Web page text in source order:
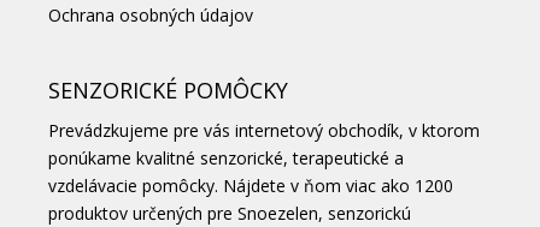
Ochrana osobných údajov
SENZORICKÉ POMÔCKY
Prevádzkujeme pre vás internetový obchodík, v ktorom
ponúkame kvalitné senzorické, terapeutické a
vzdelávacie pomôcky. Nájdete v ňom viac ako 1200
produktov určených pre Snoezelen, senzorickú